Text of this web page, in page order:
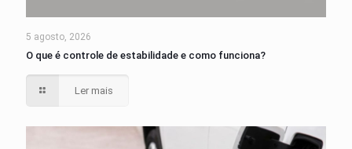
5 agosto, 2026
O que é controle de estabilidade e como funciona?
Ler mais